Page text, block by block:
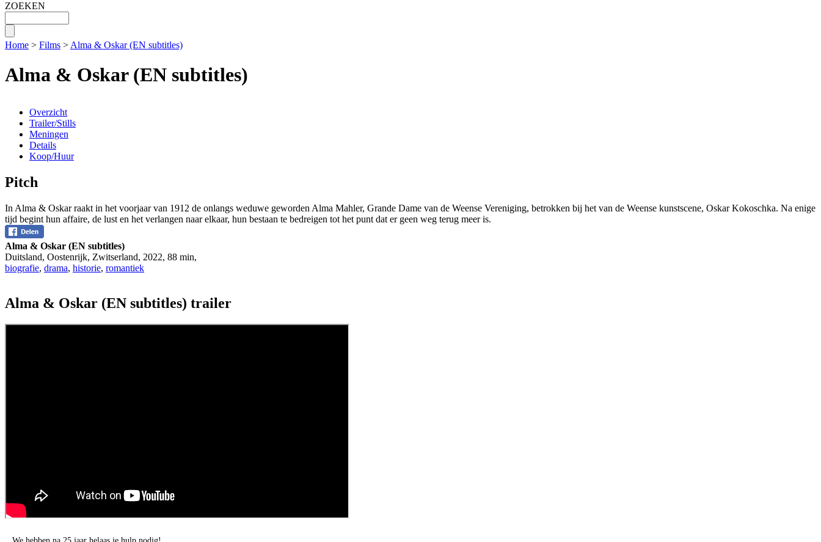
ZOEKEN
Home > Films > Alma & Oskar (EN subtitles)
Alma & Oskar (EN subtitles)
Overzicht
Trailer/Stills
Meningen
Details
Koop/Huur
Pitch
In Alma & Oskar raakt in het voorjaar van 1912 de onlangs weduwe geworden Alma Mahler, Grande Dame van de Weense Vereniging, betrokken bij het van de Weense kunstscene, Oskar Kokoschka. Na enige
tijd begint hun affaire, de lust en het verlangen naar elkaar, hun bestaan ​​te bedreigen tot het punt dat er geen weg terug meer is.
Alma & Oskar (EN subtitles)
Duitsland, Oostenrijk, Zwitserland, 2022, 88 min,
biografie, drama, historie, romantiek
Alma & Oskar (EN subtitles) trailer